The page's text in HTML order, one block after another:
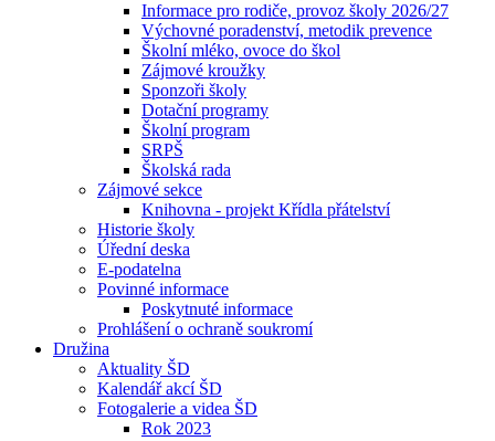
Informace pro rodiče, provoz školy 2026/27
Výchovné poradenství, metodik prevence
Školní mléko, ovoce do škol
Zájmové kroužky
Sponzoři školy
Dotační programy
Školní program
SRPŠ
Školská rada
Zájmové sekce
Knihovna - projekt Křídla přátelství
Historie školy
Úřední deska
E-podatelna
Povinné informace
Poskytnuté informace
Prohlášení o ochraně soukromí
Družina
Aktuality ŠD
Kalendář akcí ŠD
Fotogalerie a videa ŠD
Rok 2023